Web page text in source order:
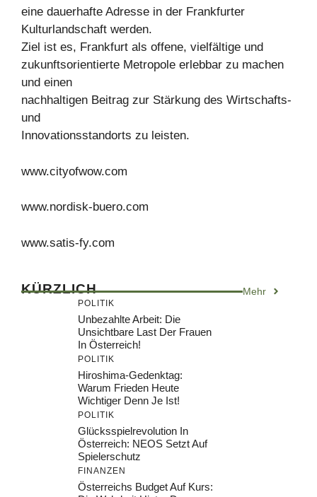
eine dauerhafte Adresse in der Frankfurter
Kulturlandschaft werden.
Ziel ist es, Frankfurt als offene, vielfältige und
zukunftsorientierte Metropole erlebbar zu machen
und einen
nachhaltigen Beitrag zur Stärkung des Wirtschafts-
und
Innovationsstandorts zu leisten.
www.cityofwow.com
www.nordisk-buero.com
www.satis-fy.com
KÜRZLICH Mehr
POLITIK
Unbezahlte Arbeit: Die
Unsichtbare Last Der Frauen
In Österreich!
POLITIK
Hiroshima-Gedenktag:
Warum Frieden Heute
Wichtiger Denn Je Ist!
POLITIK
Glücksspielrevolution In
Österreich: NEOS Setzt Auf
Spielerschutz
FINANZEN
Österreichs Budget Auf Kurs: